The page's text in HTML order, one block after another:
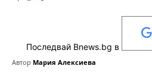
Последвай Bnews.bg в
Автор Мария Алексиева